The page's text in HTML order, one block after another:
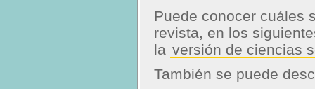
Puede conocer cuáles
revista, en los
la versión de ciencias
También se puede